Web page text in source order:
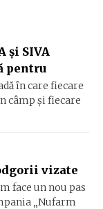
și SIVA
pentru
în care fiecare
câmp și fiecare
vizate
face un nou pas
„Nufarm